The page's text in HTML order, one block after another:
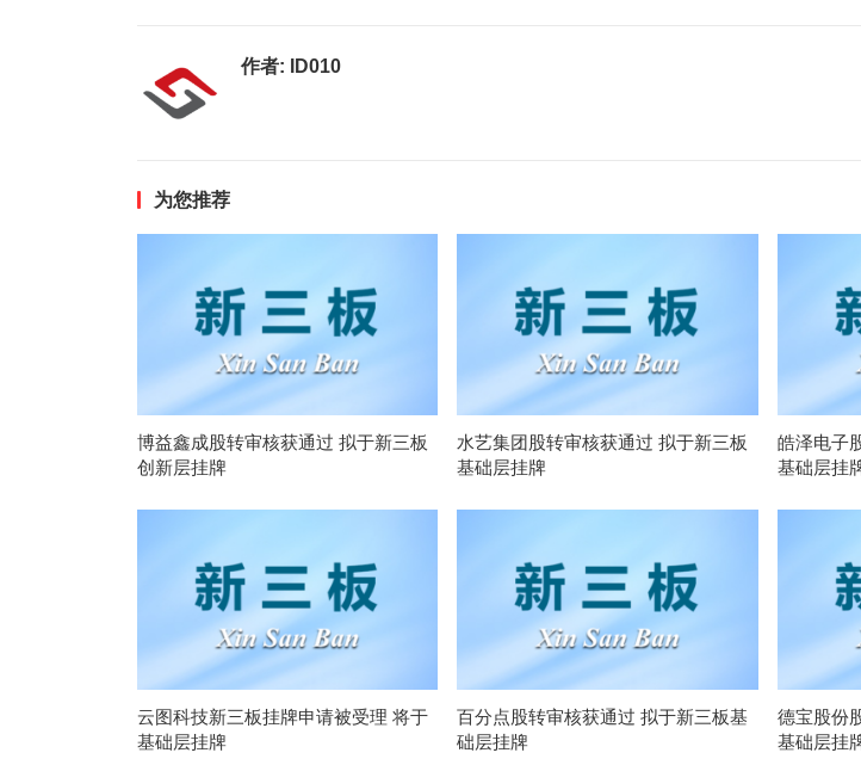
作者: ID010
为您推荐
博益鑫成股转审核获通过 拟于新三板
创新层挂牌
水艺集团股转审核获通过 拟于新三板
基础层挂牌
皓泽电子
基础层挂
云图科技新三板挂牌申请被受理 将于
基础层挂牌
百分点股转审核获通过 拟于新三板基
础层挂牌
德宝股份
基础层挂